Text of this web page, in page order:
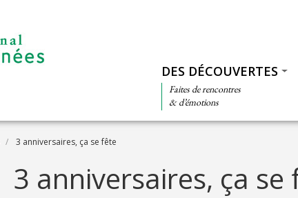
DES DÉCOUVERTES
Faites de rencontres
& d’émotions
3 anniversaires, ça se fête
3 anniversaires, ça se